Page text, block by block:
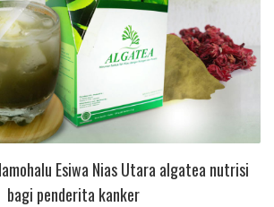
Esiwa Nias Utara algatea nutrisi
bagi penderita kanker